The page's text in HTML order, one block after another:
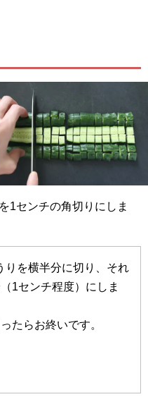
りを横半分に切り、それ
1センチ程度）にしま
たらお終いです。